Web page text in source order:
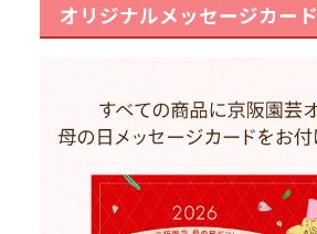
オリジナルメッセージカード